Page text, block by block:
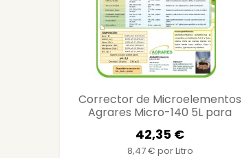
Corrector de Microelementos
Agrares Micro-140 5L para
Cultivos - Compatible con
Fertilizantes NPK...
42,35 €
8,47 € por Litro